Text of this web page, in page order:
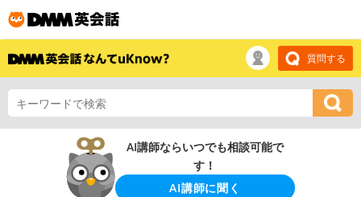
質問する
AI講師ならいつでも相談可能で
す！
AI講師に聞く